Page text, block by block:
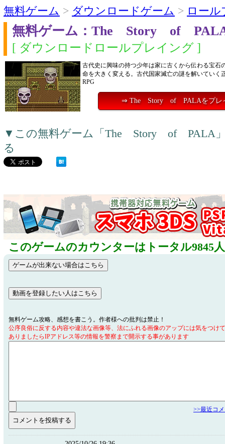
無料ゲーム > ダウンロードゲーム > ロー
無料ゲーム：The Story of
[ ダウンロードロールプレイング ]
古代史に興味の持つ少年は家に古くから伝わる宝石
命を大きく変える。古代国家滅亡の謎を解いていく
RPG
⇒ The Story of PALAをプレ
▼この無料ゲーム「The Story of PALA」
る
このゲームのカウンターはトータル9845
無料ゲーム攻略、感想を書こう。作者様への批判は禁止！
公序良俗に反する内容や違法な画像等、法にふれる画像のアップには気をつけ
ありましたらIPアドレス等の情報を警察まで開示する事があります
>>最近コ